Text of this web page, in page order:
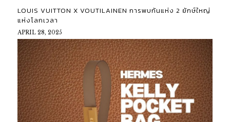
LOUIS VUITTON X VOUTILAINEN การพบกันแห่ง 2 ยักษ์ใหญ่
แห่งโลกเวลา
APRIL 28, 2025